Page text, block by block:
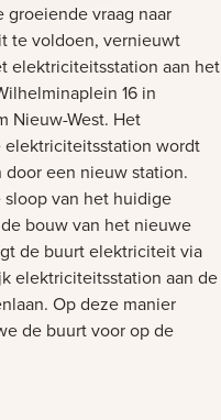
groeiende vraag naar
te voldoen, vernieuwt
elektriciteitsstation aan het
16 in
Nieuw-West. Het
elektriciteitsstation wordt
door een nieuw station.
sloop van het huidige
bouw van het nieuwe
de buurt elektriciteit via
elektriciteitsstation aan de
Op deze manier
de buurt voor op de